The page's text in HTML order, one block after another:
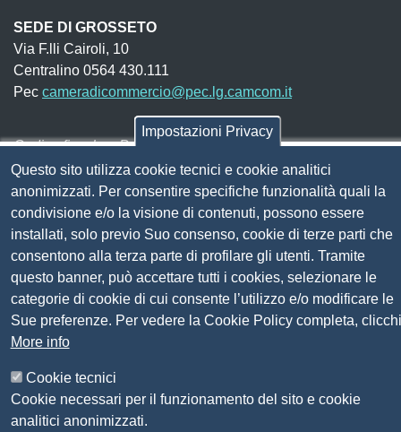
SEDE DI GROSSETO
Via F.lli Cairoli, 10
Centralino 0564 430.111
Pec cameradicommercio@pec.lg.camcom.it
Codice fiscale e Partita Iva:
Codice univoco fatturazione elettronica:UFN1JE
Pagare con PagoPA
Seguici su
Sito web
Amministrazione trasparente
Mappa del sito
Social Media Policy
Dichiarazione di accessibilità
Feedback accessibilità
Impostazioni Privacy
Questo sito utilizza cookie tecnici e cookie analitici
anonimizzati. Per consentire specifiche funzionalità quali la
condivisione e/o la visione di contenuti, possono essere
installati, solo previo Suo consenso, cookie di terze parti che
consentono alla terza parte di profilare gli utenti. Tramite
questo banner, può accettare tutti i cookies, selezionare le
categorie di cookie di cui consente l’utilizzo e/o modificare le
Sue preferenze. Per vedere la Cookie Policy completa, clicchi
More info
Cookie tecnici
Cookie necessari per il funzionamento del sito e cookie
analitici anonimizzati.